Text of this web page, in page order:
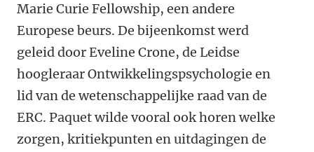
Marie Curie Fellowship, een andere
Europese beurs. De bijeenkomst werd
geleid door Eveline Crone, de Leidse
hoogleraar Ontwikkelingspsychologie en
lid van de wetenschappelijke raad van de
ERC. Paquet wilde vooral ook horen welke
zorgen, kritiekpunten en uitdagingen de